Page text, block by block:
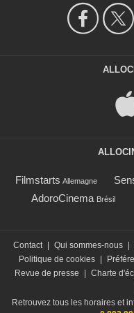
Filmstarts Allemagne
AdoroCinema Brésil
Contact Qui sommes-nous
Politique de cookies
Revue de presse
Charte
Retrouvez tous les horaires et